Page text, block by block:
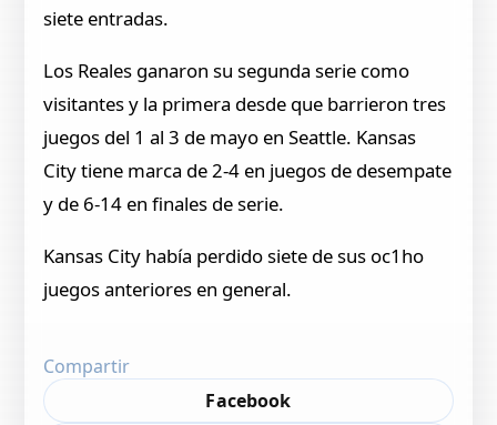
siete entradas.
Los Reales ganaron su segunda serie como
visitantes y la primera desde que barrieron tres
juegos del 1 al 3 de mayo en Seattle. Kansas
City tiene marca de 2-4 en juegos de desempate
y de 6-14 en finales de serie.
Kansas City había perdido siete de sus oc1ho
juegos anteriores en general.
Compartir
Facebook